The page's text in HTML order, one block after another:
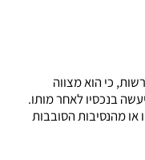
כי הוא מצווה
בנכסיו לאחר מותו.
מהנסיבות הסובבות